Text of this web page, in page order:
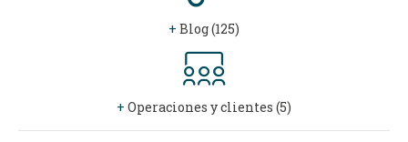
+ Blog (125)
+ Operaciones y clientes (5)